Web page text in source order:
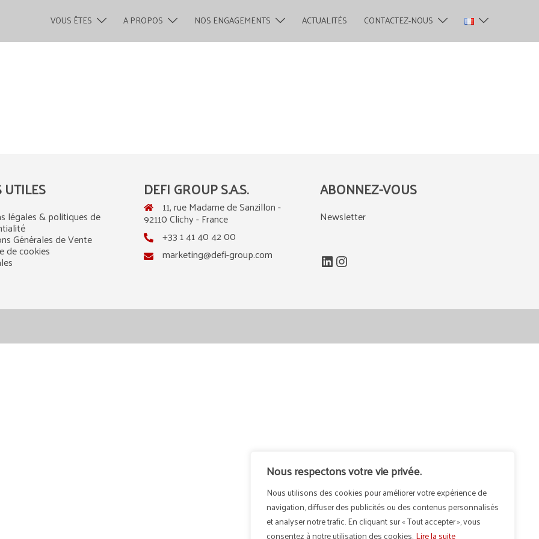
Nous respectons votre vie privée.
Nous utilisons des cookies pour améliorer votre expérience de
navigation, diffuser des publicités ou des contenus personnalisés
et analyser notre trafic. En cliquant sur « Tout accepter », vous
consentez à notre utilisation des cookies. Lire la suite
VOUS ÊTES A PROPOS NOS ENGAGEMENTS ACTUALITÉS CONTACTEZ-NOUS
UTILES
légales & politiques de
Générales de Vente
de cookies
DEFI GROUP S.A.S.
11, rue Madame de Sanzillon -
92110 Clichy - France
+33 1 41 40 42 00
marketing@defi-group.com
ABONNEZ-VOUS
Newsletter
LinkedIn
Instagram